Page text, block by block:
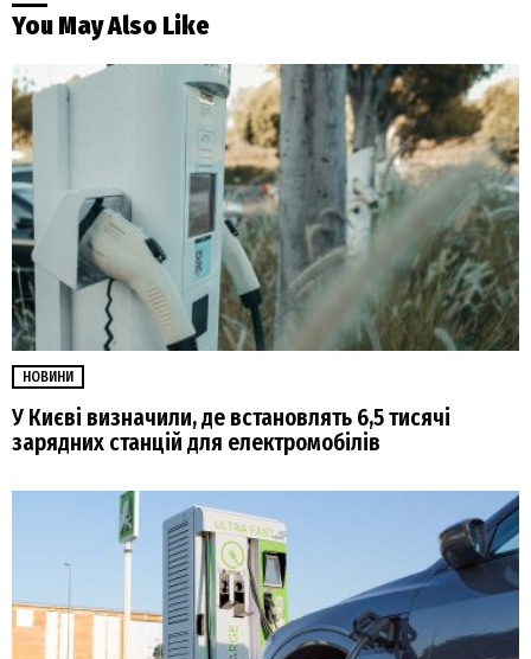
You May Also Like
НОВИНИ
У Києві визначили, де встановлять 6,5 тисячі
зарядних станцій для електромобілів